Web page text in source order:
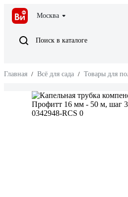
Москва
Поиск в каталоге
Главная / Всё для сада / Товары для